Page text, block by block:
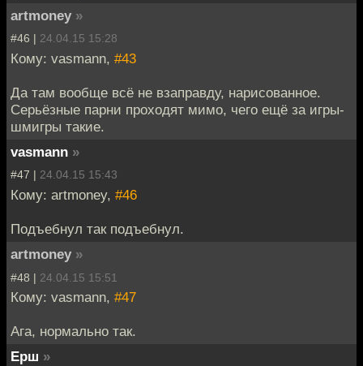
artmoney »
#46 | 24.04.15 15:28
Кому: vasmann, #43
Да там вообще всё не взаправду, нарисованное.
Серьёзные парни проходят мимо, чего ещё за игры-
шмигры такие.
vasmann »
#47 | 24.04.15 15:43
Кому: artmoney, #46
Подъебнул так подъебнул.
artmoney »
#48 | 24.04.15 15:51
Кому: vasmann, #47
Ага, нормально так.
Ерш »